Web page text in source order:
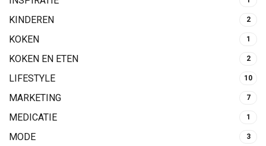
KINDEREN 2
KOKEN 1
KOKEN EN ETEN 2
LIFESTYLE 10
MARKETING 7
MEDICATIE 1
MODE 3